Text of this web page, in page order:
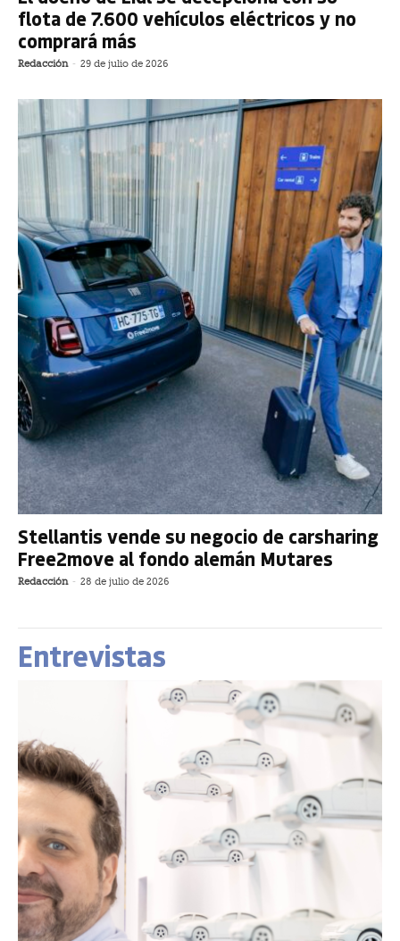
flota de 7.600 vehículos eléctricos y no
comprará más
Redacción - 29 de julio de 2026
Stellantis vende su negocio de carsharing
Free2move al fondo alemán Mutares
Redacción - 28 de julio de 2026
Entrevistas